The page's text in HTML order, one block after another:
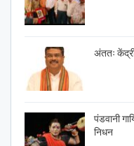
अंततः
पंडवानी
निधन